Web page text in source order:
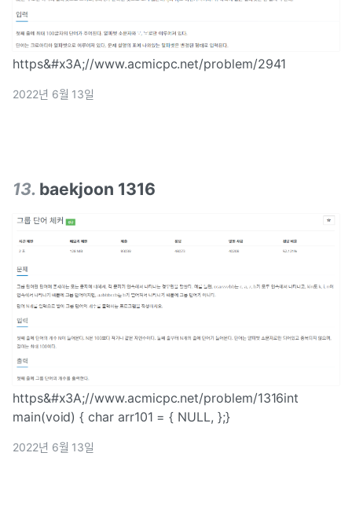
https&#x3A;//www.acmicpc.net/problem/2941
2022년 6월 13일
13. baekjoon 1316
https&#x3A;//www.acmicpc.net/problem/1316int
main(void) { char arr101 = { NULL, };}
2022년 6월 13일